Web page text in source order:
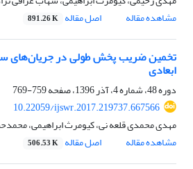
مشاهده مقاله
اصل مقاله 891.26 K
تخمین ضریب پخش طولی در جریان‌های
ابعادی
دوره 48، شماره 4، آذر 1396، صفحه
759-769
10.22059/ijswr.2017.219737.667566
مهدی محمدی قلعه نی، کیومرث ابراهیمی،
مشاهده مقاله
اصل مقاله 506.53 K